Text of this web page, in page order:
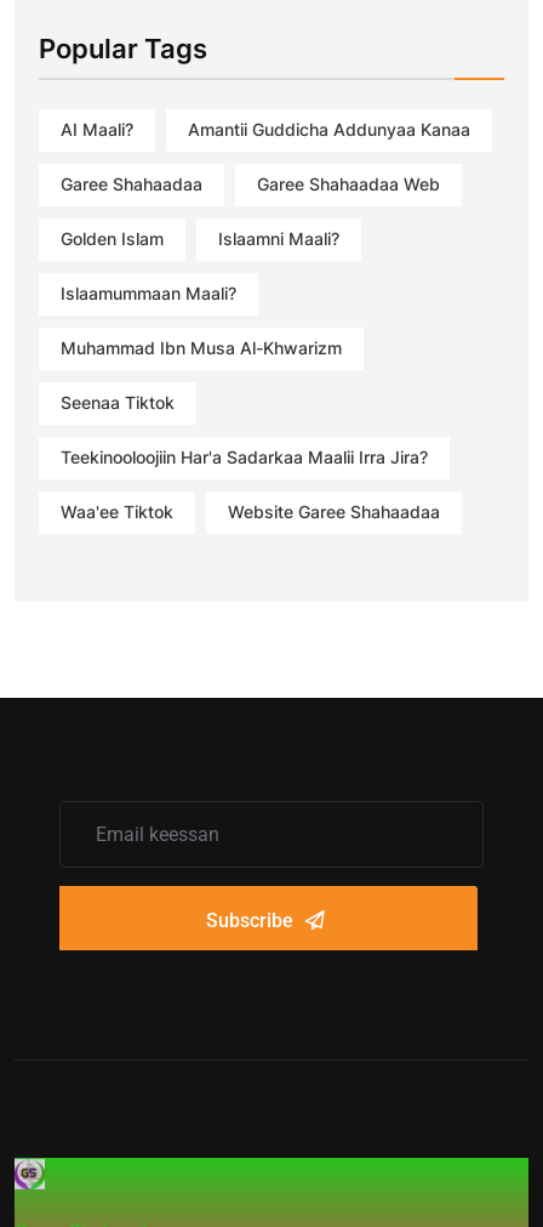
Popular Tags
AI Maali? Amantii Guddicha Addunyaa Kanaa
Garee Shahaadaa Garee Shahaadaa Web
Golden Islam Islaamni Maali?
Islaamummaan Maali?
Muhammad Ibn Musa Al-Khwarizm
Seenaa Tiktok
Teekinooloojiin Har'a Sadarkaa Maalii Irra Jira?
Waa'ee Tiktok Website Garee Shahaadaa
Subscribe